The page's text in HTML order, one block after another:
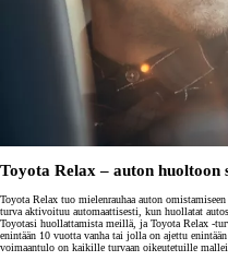
Toyota Relax – auton
Toyota Relax tuo mielenrauhaa auton
turva aktivoituu automaattisesti, kun huollatat
Toyotasi huollattamista meillä, ja Toyota Relax -
enintään 10 vuotta vanha tai jolla on ajettu
voimaantulo on kaikille turvaan oikeutetuille